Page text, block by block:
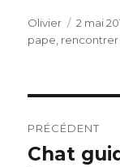
Auteur
Olivier
Publié
le
2 mai
pape,
de
PRÉCÉDENT
Article
Chat